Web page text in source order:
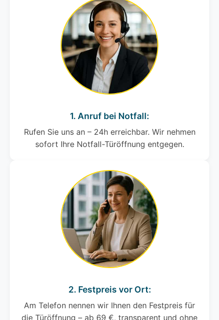
1. Anruf bei Notfall:
Rufen Sie uns an – 24h erreichbar. Wir nehmen
sofort Ihre Notfall-Türöffnung entgegen.
2. Festpreis vor Ort:
Am Telefon nennen wir Ihnen den Festpreis für
die Türöffnung – ab 69 €, transparent und ohne